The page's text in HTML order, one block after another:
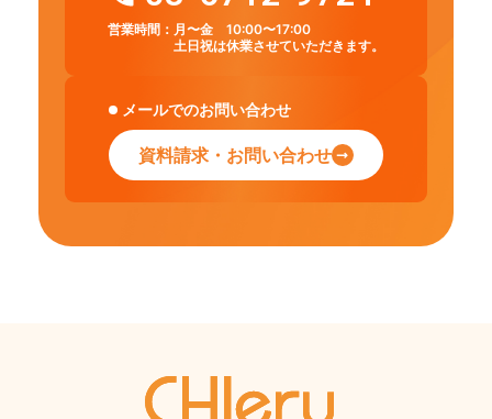
営業時間： 月〜金 10:00〜17:00
土日祝は休業させていただきます。
メールでのお問い合わせ
資料請求・お問い合わせ